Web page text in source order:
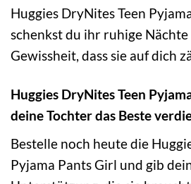
Huggies DryNites Teen
schenkst du ihr ruhige
Gewissheit, dass sie auf dich
Huggies DryNites Teen
deine Tochter das Beste
Bestelle noch heute die
Pyjama Pants Girl und gib